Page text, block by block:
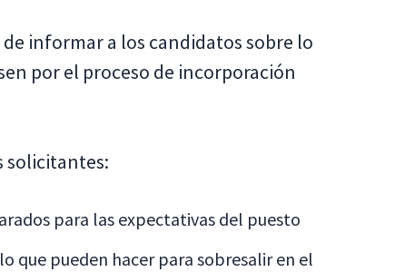
informar a los candidatos sobre lo
por el proceso de incorporación
solicitantes:
para las expectativas del puesto
que pueden hacer para sobresalir en el